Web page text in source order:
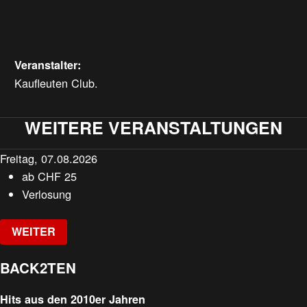
Veranstalter:
Kaufleuten Club.
WEITERE VERANSTALTUNGEN
Freitag, 07.08.2026
abCHF 25
Verlosung
WEITER
BACK2TEN
Hits aus den 2010er Jahren